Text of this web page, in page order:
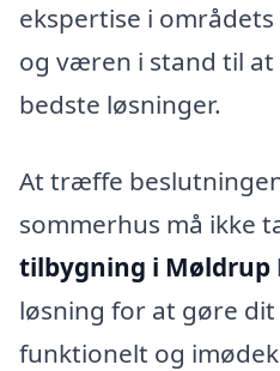
ekspertise i
og væren i stand til
bedste løsninger.
At træffe
sommerhus må ikke
tilbygning i Møldrup
løsning for at gøre
funktionelt og